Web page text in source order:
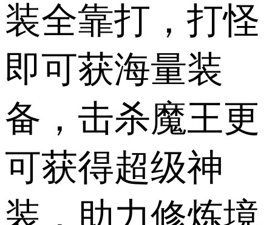
装全靠打，打怪
即可获海量装
备，击杀魔王更
可获得超级神
装，助力修炼境